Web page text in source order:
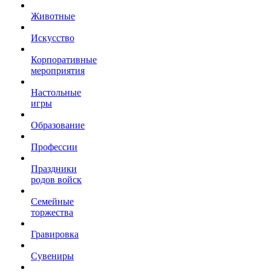
Животные
Искусство
Корпоративные
мероприятия
Настольные
игры
Образование
Профессии
Праздники
родов войск
Семейные
торжества
Гравировка
Сувениры